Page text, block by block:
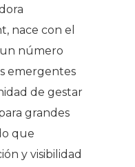
nace con el
número
emergentes
de gestar
grandes
que
y visibilidad